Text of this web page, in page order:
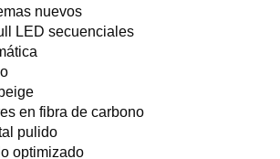
nuevos
LED secuenciales
en fibra de carbono
pulido
optimizado